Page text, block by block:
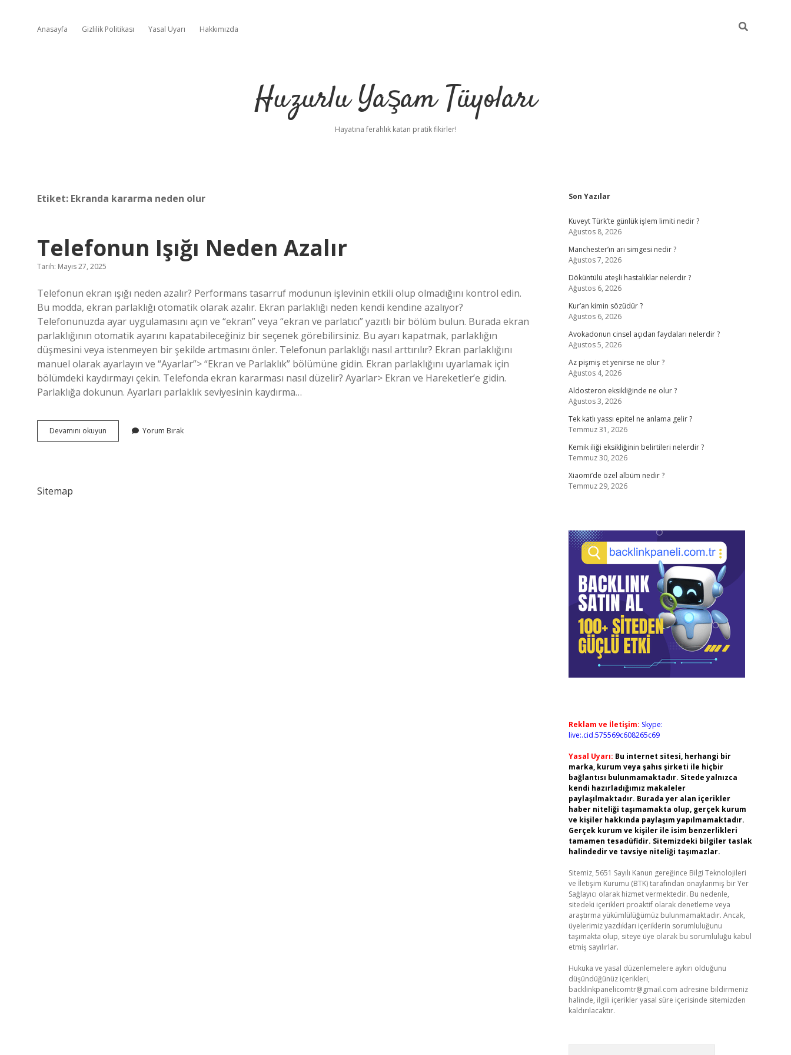
Anasayfa Gizlilik Politikası Yasal Uyarı Hakkımızda
Huzurlu Yaşam Tüyoları
Hayatına ferahlık katan pratik fikirler!
Etiket: Ekranda kararma neden olur
Telefonun Işığı Neden Azalır
Tarih: Mayıs 27, 2025
Telefonun ekran ışığı neden azalır? Performans tasarruf modunun işlevinin etkili olup olmadığını kontrol edin.
Bu modda, ekran parlaklığı otomatik olarak azalır. Ekran parlaklığı neden kendi kendine azalıyor?
Telefonunuzda ayar uygulamasını açın ve “ekran” veya “ekran ve parlatıcı” yazıtlı bir bölüm bulun. Burada ekran
parlaklığının otomatik ayarını kapatabileceğiniz bir seçenek görebilirsiniz. Bu ayarı kapatmak, parlaklığın
düşmesini veya istenmeyen bir şekilde artmasını önler. Telefonun parlaklığı nasıl arttırılır? Ekran parlaklığını
manuel olarak ayarlayın ve “Ayarlar”> “Ekran ve Parlaklık” bölümüne gidin. Ekran parlaklığını uyarlamak için
bölümdeki kaydırmayı çekin. Telefonda ekran kararması nasıl düzelir? Ayarlar> Ekran ve Hareketler’e gidin.
Parlaklığa dokunun. Ayarları parlaklık seviyesinin kaydırma…
Devamını okuyun Telefonun
Işığı
Yorum Bırak
Sitemap
Sidebar
Son Yazılar
Kuveyt Türk’te günlük işlem limiti nedir ?
Ağustos 8, 2026
Manchester’ın arı simgesi nedir ?
Ağustos 7, 2026
Döküntülü ateşli hastalıklar nelerdir ?
Ağustos 6, 2026
Kur’an kimin sözüdür ?
Ağustos 6, 2026
Avokadonun cinsel açıdan faydaları nelerdir ?
Ağustos 5, 2026
Az pişmiş et yenirse ne olur ?
Ağustos 4, 2026
Aldosteron eksikliğinde ne olur ?
Ağustos 3, 2026
Tek katlı yassı epitel ne anlama gelir ?
Temmuz 31, 2026
Kemik iliği eksikliğinin belirtileri nelerdir ?
Temmuz 30, 2026
Xiaomi’de özel albüm nedir ?
Temmuz 29, 2026
Reklam ve İletişim: Skype:
live:.cid.575569c608265c69
Yasal Uyarı: Bu internet sitesi, herhangi bir
marka, kurum veya şahıs şirketi ile hiçbir
bağlantısı bulunmamaktadır. Sitede yalnızca
kendi hazırladığımız makaleler
paylaşılmaktadır. Burada yer alan içerikler
haber niteliği taşımamakta olup, gerçek kurum
ve kişiler hakkında paylaşım yapılmamaktadır.
Gerçek kurum ve kişiler ile isim benzerlikleri
tamamen tesadüfidir. Sitemizdeki bilgiler taslak
halindedir ve tavsiye niteliği taşımazlar.
Sitemiz, 5651 Sayılı Kanun gereğince Bilgi Teknolojileri
ve İletişim Kurumu (BTK) tarafından onaylanmış bir Yer
Sağlayıcı olarak hizmet vermektedir. Bu nedenle,
sitedeki içerikleri proaktif olarak denetleme veya
araştırma yükümlülüğümüz bulunmamaktadır. Ancak,
üyelerimiz yazdıkları içeriklerin sorumluluğunu
taşımakta olup, siteye üye olarak bu sorumluluğu kabul
etmiş sayılırlar.
Hukuka ve yasal düzenlemelere aykırı olduğunu
düşündüğünüz içerikleri,
backlinkpanelicomtr@gmail.com adresine bildirmeniz
halinde, ilgili içerikler yasal süre içerisinde sitemizden
kaldırılacaktır.